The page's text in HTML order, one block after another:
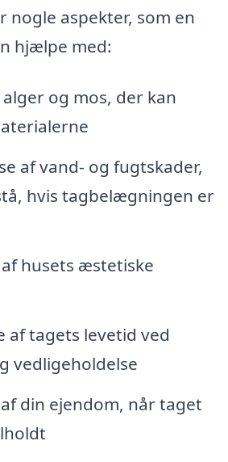
nogle aspekter, som en
hjælpe med:
alger og mos, der kan
af vand- og fugtskader,
hvis tagbelægningen er
husets æstetiske
af tagets levetid ved
vedligeholdelse
din ejendom, når taget